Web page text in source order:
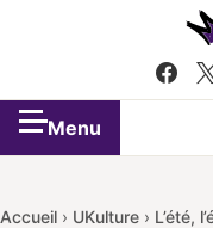
Menu
Accueil › UKulture › L’été,